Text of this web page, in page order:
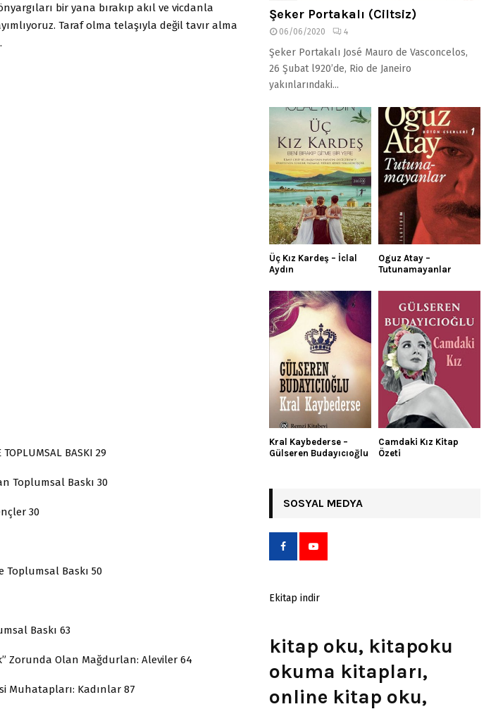
bir yana bırakıp akıl ve vicdanla
Taraf olma telaşıyla değil tavır alma
TOPLUMSAL BASKI 29
Baskı 30
30
Baskı 50
Baskı 63
Zorunda Olan Mağdurlan: Aleviler 64
Muhatapları: Kadınlar 87
Şeker Portakalı (Ciltsiz)
06/06/2020 4
Şeker Portakalı José Mauro de Vasconcelos,
26 Şubat l920’de, Rio de Janeiro
yakınlarındaki...
Üç Kız Kardeş – İclal
Aydın
Oguz Atay –
Tutunamayanlar
Kral Kaybederse –
Gülseren Budayıcıoğlu
Camdaki Kız Kitap
Özeti
SOSYAL MEDYA
Ekitap indir
kitap oku, kitapoku
okuma kitapları,
online kitap oku,